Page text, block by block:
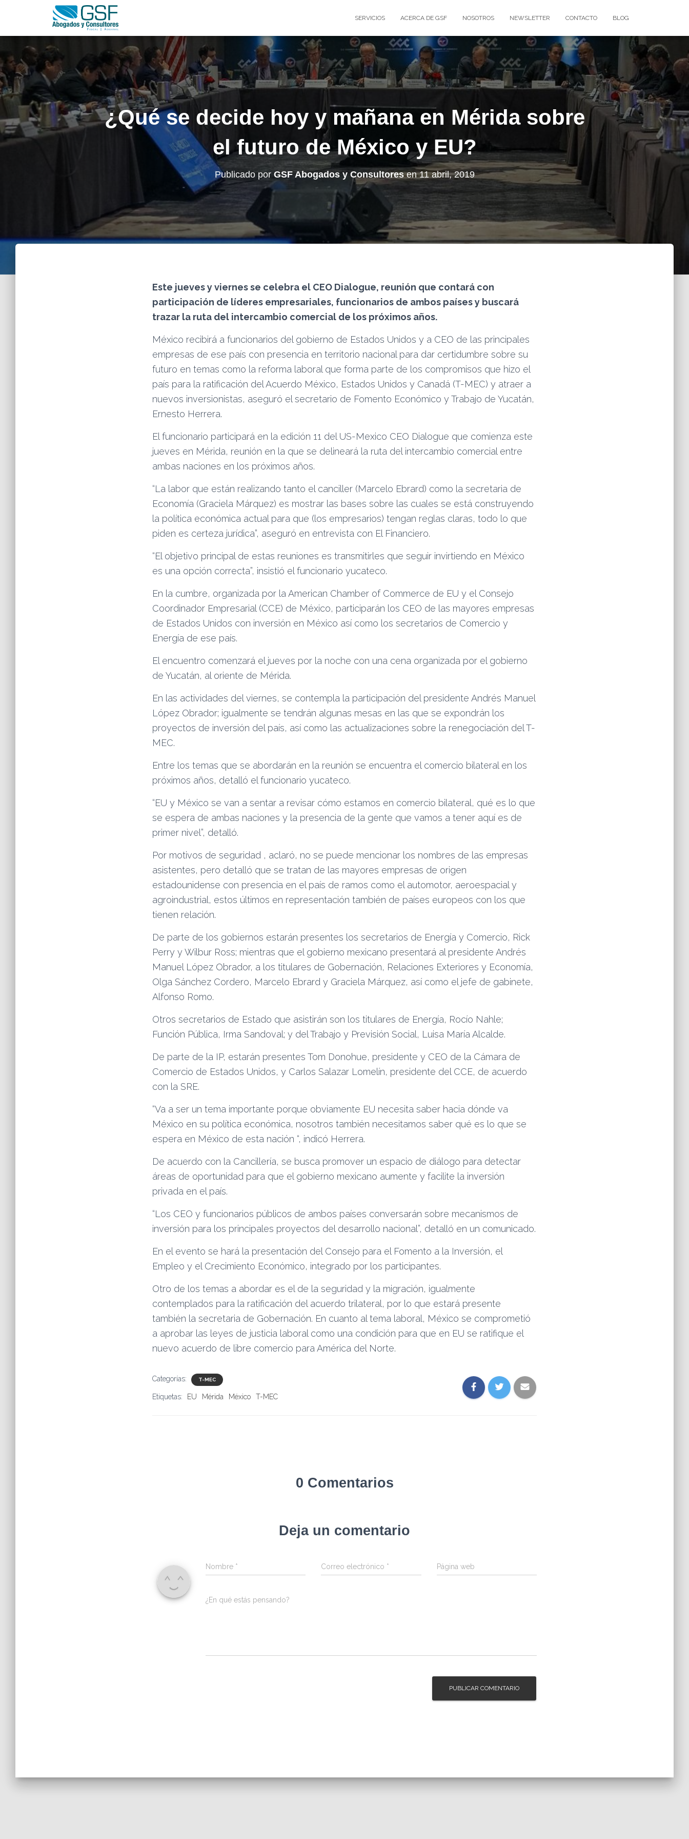
SERVICIOS ACERCA DE GSF NOSOTROS NEWSLETTER CONTACTO BLOG
¿Qué se decide hoy y mañana en Mérida sobre
el futuro de México y EU?
Publicado por GSF Abogados y Consultoresen11 abril, 2019
Este jueves y viernes se celebra el CEO Dialogue, reunión que contará con
participación de líderes empresariales, funcionarios de ambos países y buscará
trazar la ruta del intercambio comercial de los próximos años.
México recibirá a funcionarios del gobierno de Estados Unidos y a CEO de las principales
empresas de ese país con presencia en territorio nacional para dar certidumbre sobre su
futuro en temas como la reforma laboral que forma parte de los compromisos que hizo el
país para la ratificación del Acuerdo México, Estados Unidos y Canadá (T-MEC) y atraer a
nuevos inversionistas, aseguró el secretario de Fomento Económico y Trabajo de Yucatán,
Ernesto Herrera.
El funcionario participará en la edición 11 del US-Mexico CEO Dialogue que comienza este
jueves en Mérida, reunión en la que se delineará la ruta del intercambio comercial entre
ambas naciones en los próximos años.
“La labor que están realizando tanto el canciller (Marcelo Ebrard) como la secretaria de
Economía (Graciela Márquez) es mostrar las bases sobre las cuales se está construyendo
la política económica actual para que (los empresarios) tengan reglas claras, todo lo que
piden es certeza jurídica”, aseguró en entrevista con El Financiero.
“El objetivo principal de estas reuniones es transmitirles que seguir invirtiendo en México
es una opción correcta”, insistió el funcionario yucateco.
En la cumbre, organizada por la American Chamber of Commerce de EU y el Consejo
Coordinador Empresarial (CCE) de México, participarán los CEO de las mayores empresas
de Estados Unidos con inversión en México así como los secretarios de Comercio y
Energía de ese país.
El encuentro comenzará el jueves por la noche con una cena organizada por el gobierno
de Yucatán, al oriente de Mérida.
En las actividades del viernes, se contempla la participación del presidente Andrés Manuel
López Obrador; igualmente se tendrán algunas mesas en las que se expondrán los
proyectos de inversión del país, así como las actualizaciones sobre la renegociación del T-
MEC.
Entre los temas que se abordarán en la reunión se encuentra el comercio bilateral en los
próximos años, detalló el funcionario yucateco.
“EU y México se van a sentar a revisar cómo estamos en comercio bilateral, qué es lo que
se espera de ambas naciones y la presencia de la gente que vamos a tener aquí es de
primer nivel”, detalló.
Por motivos de seguridad , aclaró, no se puede mencionar los nombres de las empresas
asistentes, pero detalló que se tratan de las mayores empresas de origen
estadounidense con presencia en el país de ramos como el automotor, aeroespacial y
agroindustrial, estos últimos en representación también de países europeos con los que
tienen relación.
De parte de los gobiernos estarán presentes los secretarios de Energía y Comercio, Rick
Perry y Wilbur Ross; mientras que el gobierno mexicano presentará al presidente Andrés
Manuel López Obrador, a los titulares de Gobernación, Relaciones Exteriores y Economía,
Olga Sánchez Cordero, Marcelo Ebrard y Graciela Márquez, así como el jefe de gabinete,
Alfonso Romo.
Otros secretarios de Estado que asistirán son los titulares de Energía, Rocío Nahle;
Función Pública, Irma Sandoval; y del Trabajo y Previsión Social, Luisa María Alcalde.
De parte de la IP, estarán presentes Tom Donohue, presidente y CEO de la Cámara de
Comercio de Estados Unidos, y Carlos Salazar Lomelín, presidente del CCE, de acuerdo
con la SRE.
“Va a ser un tema importante porque obviamente EU necesita saber hacia dónde va
México en su política económica, nosotros también necesitamos saber qué es lo que se
espera en México de esta nación “, indicó Herrera.
De acuerdo con la Cancillería, se busca promover un espacio de diálogo para detectar
áreas de oportunidad para que el gobierno mexicano aumente y facilite la inversión
privada en el país.
“Los CEO y funcionarios públicos de ambos países conversarán sobre mecanismos de
inversión para los principales proyectos del desarrollo nacional”, detalló en un comunicado.
En el evento se hará la presentación del Consejo para el Fomento a la Inversión, el
Empleo y el Crecimiento Económico, integrado por los participantes.
Otro de los temas a abordar es el de la seguridad y la migración, igualmente
contemplados para la ratificación del acuerdo trilateral, por lo que estará presente
también la secretaria de Gobernación. En cuanto al tema laboral, México se comprometió
a aprobar las leyes de justicia laboral como una condición para que en EU se ratifique el
nuevo acuerdo de libre comercio para América del Norte.
Categorías: T-MEC
Etiquetas: EU Mérida México T-MEC
0 Comentarios
Deja un comentario
Nombre * Correo electrónico * Página web
¿En qué estás pensando?